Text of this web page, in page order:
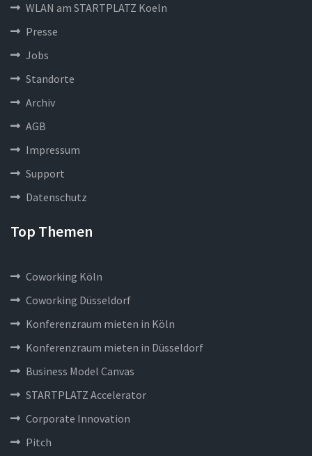
WLAN am STARTPLATZ Koeln
Presse
Jobs
Standorte
Archiv
AGB
Impressum
Support
Datenschutz
Top Themen
Coworking Köln
Coworking Düsseldorf
Konferenzraum mieten in Köln
Konferenzraum mieten in Düsseldorf
Business Model Canvas
STARTPLATZ Accelerator
Corporate Innovation
Pitch